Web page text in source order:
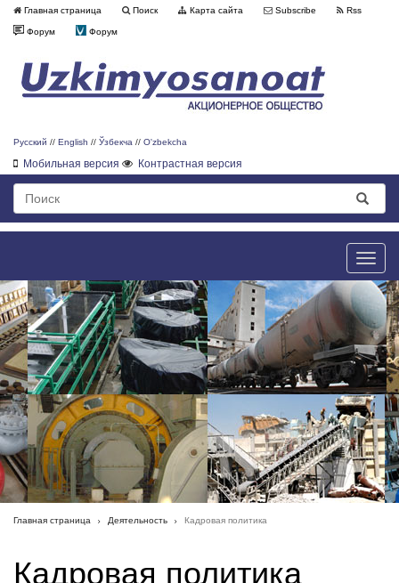
Главная страница Поиск Карта сайта Subscribe Rss
Форум Форум
Русский // English // Ўзбекча // O'zbekcha
Мобильная версия Контрастная версия
Toggle
Главная страница Деятельность Кадровая политика
Кадровая политика